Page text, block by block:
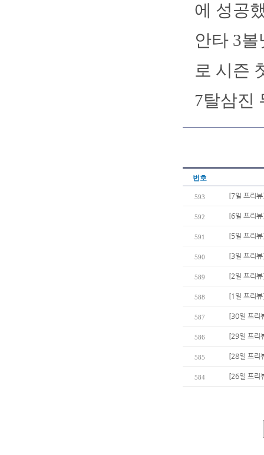
에 성공
안타 3
로 시즌
7탈삼진
번호
593 [7일 프리
592 [6일 프리
591 [5일 프리
590 [3일 프리
589 [2일 프리
588 [1일 프리
587 [30일 프리
586 [29일 프리
585 [28일 프리
584 [26일 프리